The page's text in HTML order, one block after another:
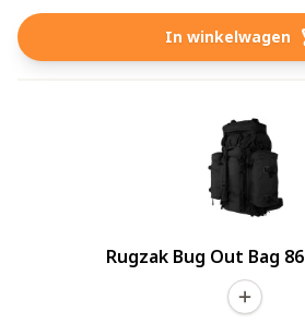
In winkelwagen
Rugzak Bug Out Bag